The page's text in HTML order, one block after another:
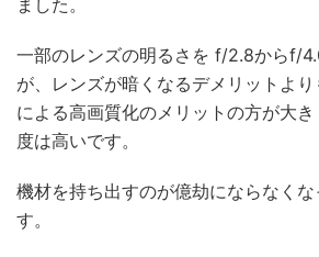
一部のレンズの明るさを f/2.8からf/
が、レンズが暗くなるデメリットよ
による高画質化のメリットの方が大
度は高いです。
機材を持ち出すのが億劫にならなく
す。